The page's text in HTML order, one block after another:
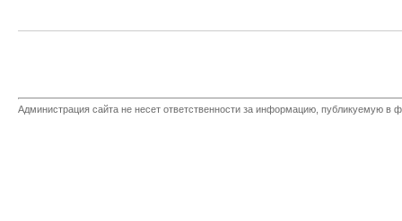
Администрация сайта не несет ответственности за информацию, публикуемую